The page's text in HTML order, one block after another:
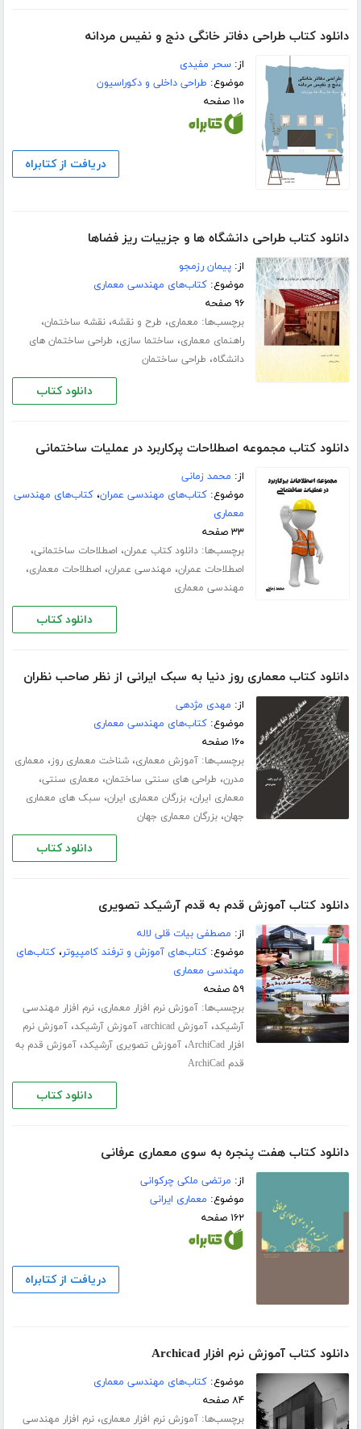
دانلود کتاب طراحی دفاتر خانگی دنج و نفیس مردانه
از:سحر مفیدی
موضوع: طراحی داخلی و دکوراسیون
۱۱۰ صفحه
دریافت از کتابراه
دانلود کتاب طراحی دانشگاه ها و جزییات ریز فضاها
از:پیمان رزمجو
موضوع:کتاب‌های مهندسی معماری
۹۶ صفحه
برچسب‌ها: معماری، طرح و نقشه،نقشه ساختمان،
راهنمای معماری، ساختما سازی، طراحی ساختمان های
دانشگاه، طراحی ساختمان
دانلود کتاب
دانلود کتاب مجموعه اصطلاحات پرکاربرد در عملیات ساختمانی
از: محمد زمانی
موضوع:کتاب‌های مهندسی عمران،کتاب‌های مهندسی
معماری
۳۳ صفحه
برچسب‌ها:دانلود کتاب عمران، اصطلاحات ساختمانی،
اصطلاحات عمران، مهندسی عمران، اصطلاحات معماری،
مهندسی معماری
دانلود کتاب
دانلود کتاب معماری روز دنیا به سبک ایرانی از نظر صاحب نظران
از: مهدی مژدهی
موضوع:کتاب‌های مهندسی معماری
۱۶۰ صفحه
برچسب‌ها:آموزش معماری،شناخت معماری روز، معماری
مدرن، طراحی های سنتی ساختمان، معماری سنتی،
معماری ایران،بزرگان معماری ایران، سبک های معماری
جهان،بزرگان معماری جهان
دانلود کتاب
دانلود کتاب آموزش قدم به قدم آرشیکد تصویری
از: مصطفی بیات قلی لاله
موضوع:کتاب‌های آموزش و ترفند کامپیوتر،کتاب‌های
مهندسی معماری
۵۹ صفحه
برچسب‌ها:آموزش نرم افزار معماری،نرم افزار مهندسی
آرشیکد،آموزش archicad ،آموزش آرشیکد،آموزش نرم
افزار ArchiCad
،آموزش تصویری آرشیکد،آموزش قدم به
قدم ArchiCad
دانلود کتاب
دانلود کتاب هفت پنجره به سوی معماری عرفانی
از: مرتضی ملکی چرکوانی
موضوع: معماری ایرانی
۱۶۲ صفحه
دریافت از کتابراه
دانلود کتاب آموزش نرم افزار Archicad
موضوع:کتاب‌های مهندسی معماری
۸۴ صفحه
برچسب‌ها:آموزش نرم افزار معماری،نرم افزار مهندسی